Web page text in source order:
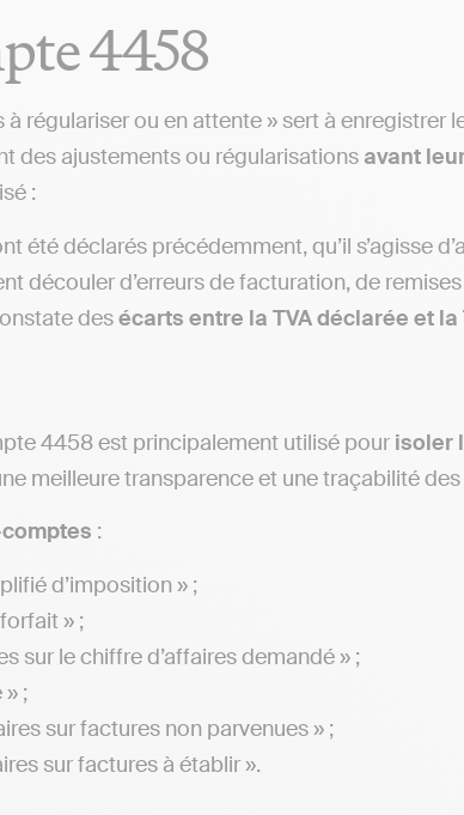
4458
régulariser ou en attente » sert à enregistrer
des ajustements ou régularisationsavant
:
été déclarés précédemment, qu’il s’agisse
découler d’erreurs de facturation, de
desécarts entre la TVA déclarée et
4458 est principalement utilisé pour isoler
meilleure transparence et une traçabilité
:
d’imposition » ;
» ;
sur le chiffre d’affaires demandé » ;
;
sur factures non parvenues » ;
sur factures à établir ».